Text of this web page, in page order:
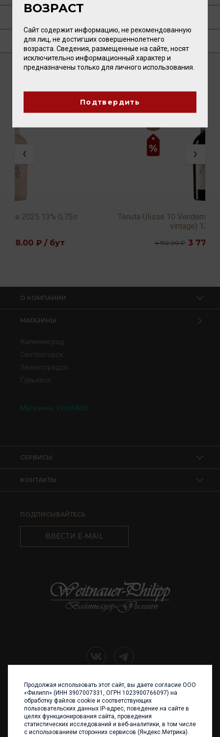
ГДЕ КУПИТЬ?
Tenuta Ulisse 10 Vendemmie Limited Edition (multi
4 192.00 ₽ 3 776.00 ₽ / бут
О КОМПАНИИ
МАГАЗИНЫ
Калининград
Светлогорск
Зеленоградск
Гурьевск
Магазины VomFASS
КОНТАКТЫ
СЕРВИСЫ
ПОДПИСЫВАЙТЕСЬ
ВВЕСТИ E-MAIL
+7 (4012) 960 898
236017 Калининград,
ул. Каштановая аллея, 47
Телефон: +7 4012 960 898,
+7 4012 960 856
ВОЗРАСТ
Сайт содержит информацию, не рекомендованную
для лиц, не достигших совершеннолетнего
возраста. Сведения, размещенные на сайте, носят
исключительно информационный характер и
предназначены только для личного использования.
Подтвердить
Продолжая использовать этот сайт, вы даете согласие ООО
«Филипп» (ИНН 3907007331, ОГРН 1023900766097) на
обработку файлов cookie и соответствующих
пользовательских данных IP-адрес, поведение на сайте в
целях функционирования сайта, проведения
статистических исследований и веб-аналитики, в том числе
с использованием сторонних сервисов (Яндекс.Метрика).